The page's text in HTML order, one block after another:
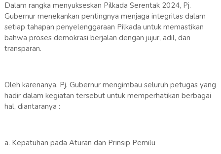
Dalam rangka menyukseskan Pilkada Serentak 2024, Pj.
Gubernur menekankan pentingnya menjaga integritas dalam
setiap tahapan penyelenggaraan Pilkada untuk memastikan
bahwa proses demokrasi berjalan dengan jujur, adil, dan
transparan.
Oleh karenanya, Pj. Gubernur mengimbau seluruh petugas yang
hadir dalam kegiatan tersebut untuk memperhatikan berbagai
hal, diantaranya :
a. Kepatuhan pada Aturan dan Prinsip Pemilu